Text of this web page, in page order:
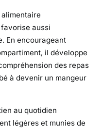
i
m
e
n
t
u
e
p
alimentaire
favorise aussi
En encourageant
il développe
des repas
à devenir un mangeur
au quotidien
légères et munies de